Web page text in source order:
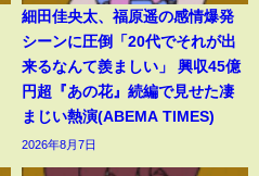
細田佳央太、福原遥の感情爆発
シーンに圧倒「20代でそれが出
来るなんて羨ましい」 興収45億
円超『あの花』続編で見せた凄
まじい熱演(ABEMA TIMES)
2026年8月7日